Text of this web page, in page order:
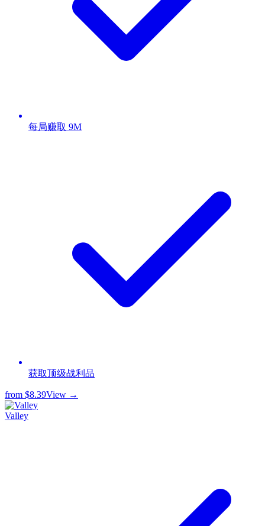
每局赚取 9M
获取顶级战利品
from $8.39View →
Valley